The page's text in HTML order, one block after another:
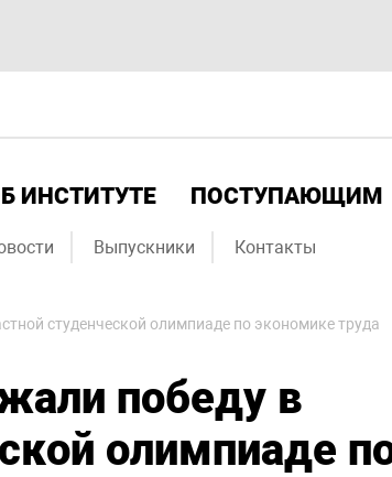
ИНСТИТУТЕ ПОСТУПАЮЩИМ
Выпускники Контакты
студенческой олимпиаде по экономике труда
победу в
олимпиаде